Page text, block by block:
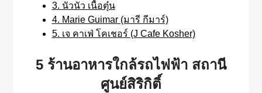
3. นัวนัว เนื้อตุ๋น
4. Marie Guimar (มารี กีมาร์)
5. เจ คาเฟ่ โคเชอร์ (J Cafe Kosher)
5 ร้านอาหารใกล้รถไฟฟ้า สถานี
ศูนย์สิริกิติ์